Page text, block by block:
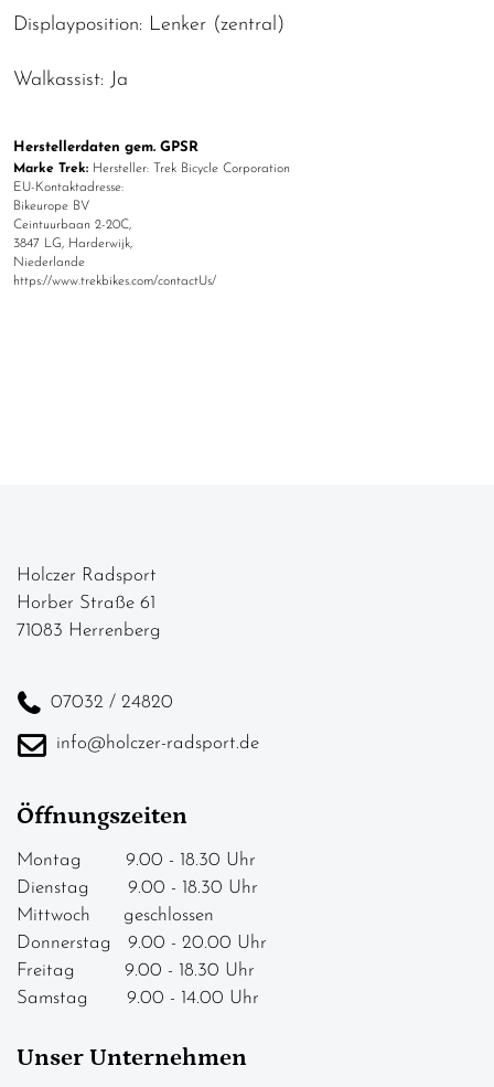
Displayposition: Lenker (zentral)
Walkassist: Ja
Herstellerdaten gem. GPSR
Marke Trek: Hersteller: Trek Bicycle Corporation
EU-Kontaktadresse:
Bikeurope BV
Ceintuurbaan 2-20C,
3847 LG, Harderwijk,
Niederlande
https://www.trekbikes.com/contactUs/
Holczer Radsport
Horber Straße 61
71083 Herrenberg
07032 / 24820
info@holczer-radsport.de
Öffnungszeiten
Montag 9.00 - 18.30 Uhr
Dienstag 9.00 - 18.30 Uhr
Mittwoch geschlossen
Donnerstag 9.00 - 20.00 Uhr
Freitag 9.00 - 18.30 Uhr
Samstag 9.00 - 14.00 Uhr
Unser Unternehmen